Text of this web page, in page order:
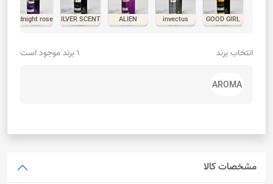
GOOD GIRL
invectus
ALIEN
SILVER SCENT
midnight rose
انتخاب برند 1 برند موجود است
AROMA
مشخصات کالا